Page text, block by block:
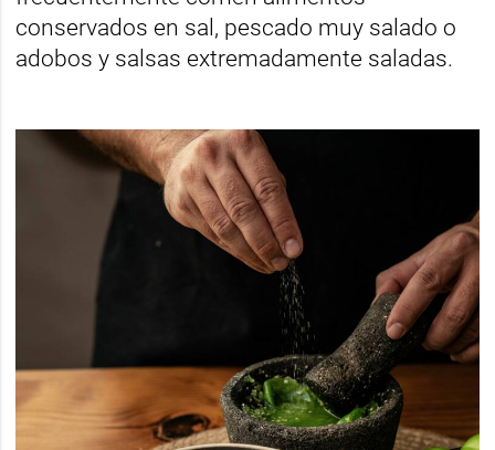
conservados en sal, pescado muy salado o
adobos y salsas extremadamente saladas.